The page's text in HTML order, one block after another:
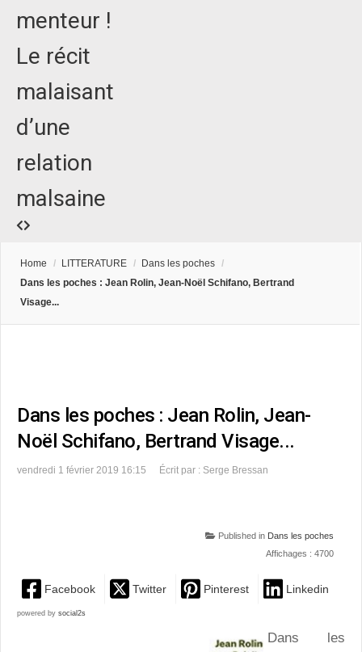
menteur !
Le récit
malaisant
d’une
relation
malsaine
Home / LITTERATURE / Dans les poches /
Dans les poches : Jean Rolin, Jean-Noël Schifano, Bertrand
Visage...
Dans les poches : Jean Rolin, Jean-
Noël Schifano, Bertrand Visage...
vendredi 1 février 2019 16:15 Écrit par : Serge Bressan
Published in Dans les poches
Affichages : 4700
Facebook Twitter Pinterest Linkedin
powered by social2s
Dans les